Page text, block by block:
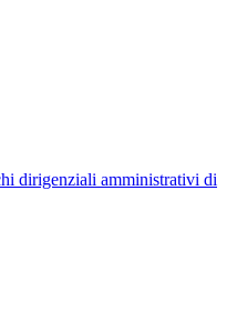
dirigenziali amministrativi di